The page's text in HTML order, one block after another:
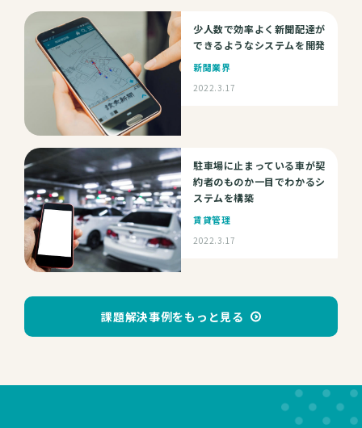
少人数で効率よく新聞配達が
できるようなシステムを開発
新聞業界
2022.3.17
駐車場に止まっている車が契
約者のものか一目でわかるシ
ステムを構築
賃貸管理
2022.3.17
課題解決事例をもっと見る